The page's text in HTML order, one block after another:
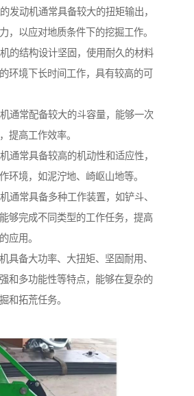
发动机通常具备较大的扭矩输出，
，以应对地质条件下的挖掘工作。
的结构设计坚固，使用耐久的材料
环境下长时间工作，具有较高的可
通常配备较大的斗容量，能够一次
提高工作效率。
通常具备较高的机动性和适应性，
环境，如泥泞地、崎岖山地等。
通常具备多种工作装置，如铲斗、
够完成不同类型的工作任务，提高
应用。
具备大功率、大扭矩、坚固耐用、
和多功能性等特点，能够在复杂的
和拓荒任务。